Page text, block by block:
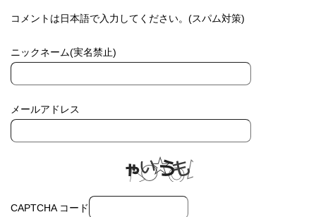
コメントは日本語で入力してください。(スパム対策)
ニックネーム(実名禁止)
メールアドレス
CAPTCHA コード